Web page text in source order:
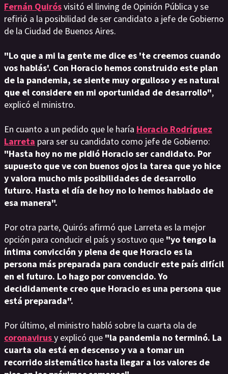
Fernán Quirósvisitó el linving de Opinión Pública y se
refirió a la posibilidad de ser candidato a jefe de Gobierno
de la Ciudad de Buenos Aires.
"Lo que a mi la gente me dice es 'te creemos cuando
vos hablás'. Con Horacio hemos construido este plan
de la pandemia, se siente muy orgulloso y es natural
que el considere en mi oportunidad de desarrollo",
explicó el ministro.
En cuanto a un pedido que le haría Horacio Rodríguez
Larreta para ser su candidato como jefe de Gobierno:
"Hasta hoy no me pidió Horacio ser candidato. Por
supuesto que ve con buenos ojos la tarea que yo hice
y valora mucho mis posibilidades de desarrollo
futuro. Hasta el día de hoy no lo hemos hablado de
esa manera".
Por otra parte, Quirós afirmó que Larreta es la mejor
opción para conducir el país y sostuvo que "yo tengo la
íntima convicción y plena de que Horacio es la
persona más preparada para conducir este país difícil
en el futuro. Lo hago por convencido. Yo
decididamente creo que Horacio es una persona que
está preparada".
Por último, el ministro habló sobre la cuarta ola de
coronavirusy explicó que "la pandemia no terminó. La
cuarta ola está en descenso y va a tomar un
recorrido sistemático hasta llegar a los valores de